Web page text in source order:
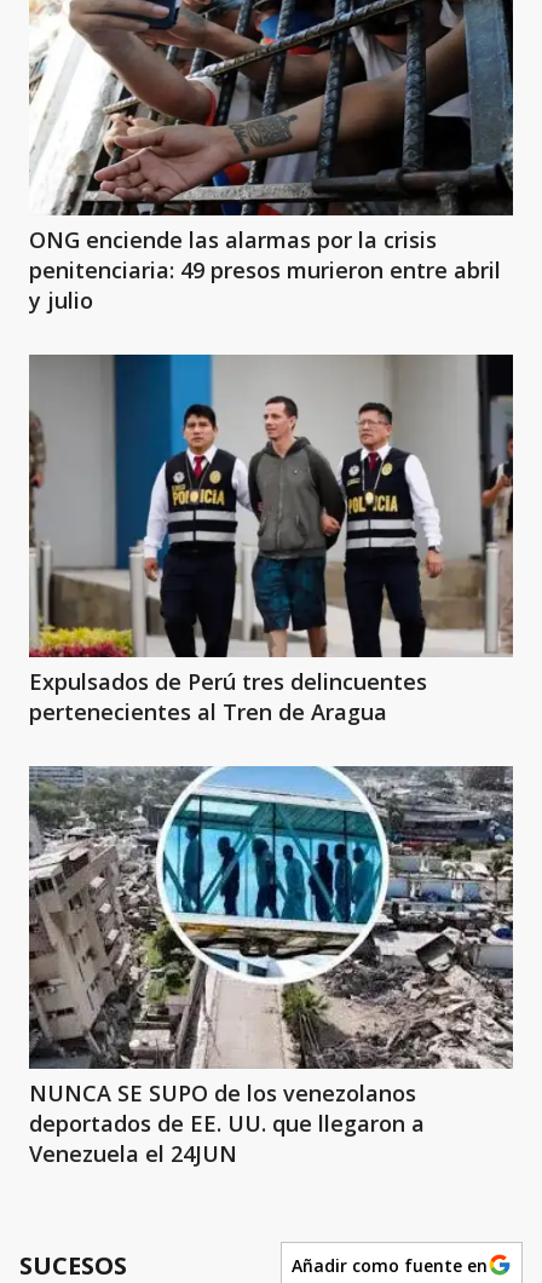
ONG enciende las alarmas por la crisis
penitenciaria: 49 presos murieron entre abril
y julio
Expulsados de Perú tres delincuentes
pertenecientes al Tren de Aragua
NUNCA SE SUPO de los venezolanos
deportados de EE. UU. que llegaron a
Venezuela el 24JUN
SUCESOS Añadir como fuente en